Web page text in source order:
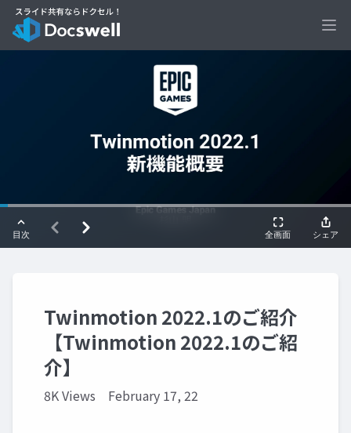
Twinmotion 2022.1のご紹介
【Twinmotion 2022.1のご紹
介】
8K Views February 17, 22